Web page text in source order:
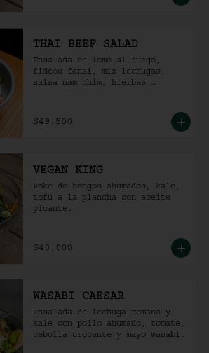
THAI BEEF SALAD
Ensalada de lomo al fuego,
fideos fansi, mix lechugas,
salsa nam chim, hierbas
tostado.
$49.500
VEGAN KING
Poke de hongos ahumados, kale,
tofu a la plancha con aceite
picante.
$40.000
WASABI CAESAR
Ensalada de lechuga romana y
kale con pollo ahumado, tomate,
cebolla crocante y mayo wasabi.